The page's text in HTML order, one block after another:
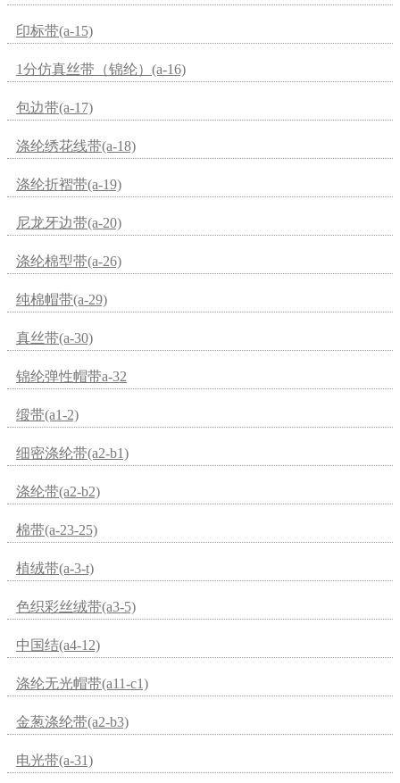
印标带(a-15)
1分仿真丝带（锦纶）(a-16)
包边带(a-17)
涤纶绣花线带(a-18)
涤纶折褶带(a-19)
尼龙牙边带(a-20)
涤纶棉型带(a-26)
纯棉帽带(a-29)
真丝带(a-30)
锦纶弹性帽带a-32
缎带(a1-2)
细密涤纶带(a2-b1)
涤纶带(a2-b2)
棉带(a-23-25)
植绒带(a-3-t)
色织彩丝绒带(a3-5)
中国结(a4-12)
涤纶无光帽带(a11-c1)
金葱涤纶带(a2-b3)
电光带(a-31)